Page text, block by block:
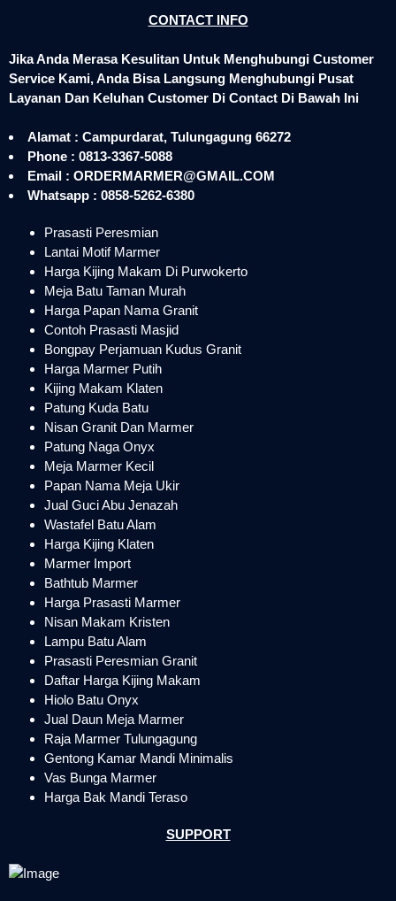
CONTACT INFO
Jika Anda Merasa Kesulitan Untuk Menghubungi Customer
Service Kami, Anda Bisa Langsung Menghubungi Pusat
Layanan Dan Keluhan Customer Di Contact Di Bawah Ini
Alamat : Campurdarat, Tulungagung 66272
Phone : 0813-3367-5088
Email : ORDERMARMER@GMAIL.COM
Whatsapp : 0858-5262-6380
Prasasti Peresmian
Lantai Motif Marmer
Harga Kijing Makam Di Purwokerto
Meja Batu Taman Murah
Harga Papan Nama Granit
Contoh Prasasti Masjid
Bongpay Perjamuan Kudus Granit
Harga Marmer Putih
Kijing Makam Klaten
Patung Kuda Batu
Nisan Granit Dan Marmer
Patung Naga Onyx
Meja Marmer Kecil
Papan Nama Meja Ukir
Jual Guci Abu Jenazah
Wastafel Batu Alam
Harga Kijing Klaten
Marmer Import
Bathtub Marmer
Harga Prasasti Marmer
Nisan Makam Kristen
Lampu Batu Alam
Prasasti Peresmian Granit
Daftar Harga Kijing Makam
Hiolo Batu Onyx
Jual Daun Meja Marmer
Raja Marmer Tulungagung
Gentong Kamar Mandi Minimalis
Vas Bunga Marmer
Harga Bak Mandi Teraso
SUPPORT